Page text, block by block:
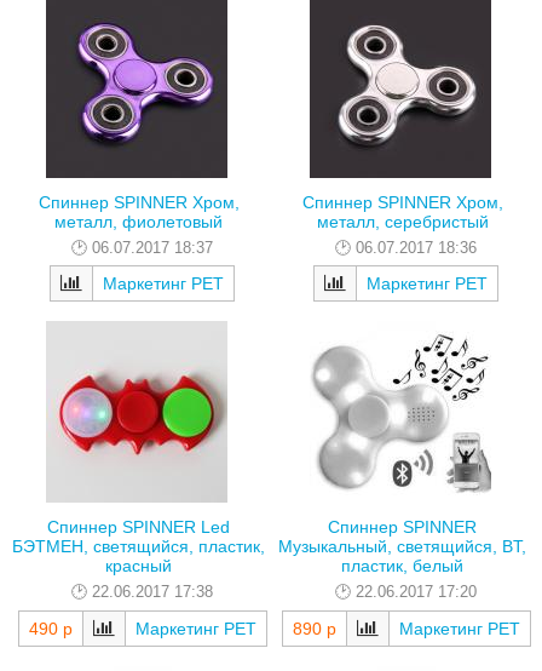
Спиннер SPINNER Хром,
металл, фиолетовый
06.07.2017 18:37
Маркетинг РЕТ
Спиннер SPINNER Хром,
металл, серебристый
06.07.2017 18:36
Маркетинг РЕТ
Спиннер SPINNER Led
БЭТМЕН, светящийся, пластик,
красный
22.06.2017 17:38
490 р Маркетинг РЕТ
Спиннер SPINNER
Музыкальный, светящийся, BT,
пластик, белый
22.06.2017 17:20
890 р Маркетинг РЕТ